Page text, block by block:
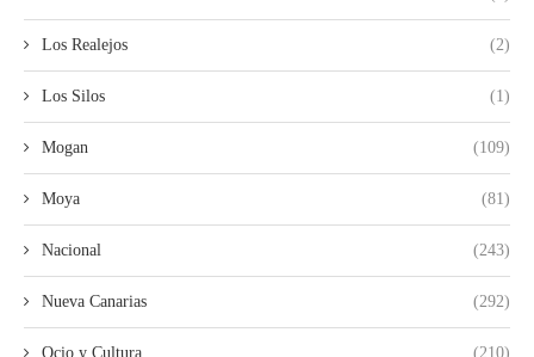
Los Realejos (2)
Los Silos (1)
Mogan (109)
Moya (81)
Nacional (243)
Nueva Canarias (292)
Ocio y Cultura (210)